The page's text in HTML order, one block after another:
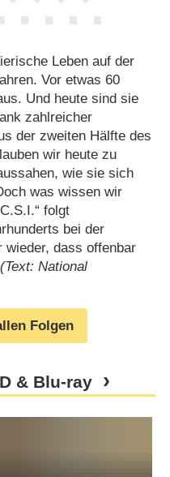
Leben auf der
Vor etwas 60
Und heute sind sie
zahlreicher
der zweiten Hälfte des
wir heute zu
wie sie sich
was wissen wir
folgt
bei der
wieder, dass offenbar
(Text: National
Folgen
& Blu-ray